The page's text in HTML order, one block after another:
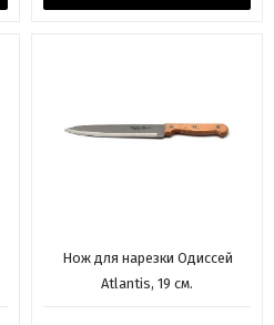
Нож для нарезки Одиссей
Atlantis, 19 см.